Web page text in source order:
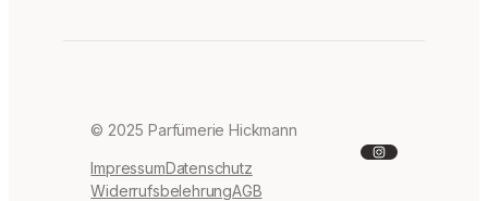
© 2025 Parfümerie Hickmann
ImpressumDatenschutz
WiderrufsbelehrungAGB
Instagram